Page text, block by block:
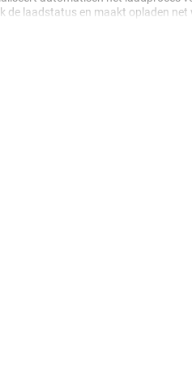
de laadstatus en maakt opladen net
houd je ook grip op je